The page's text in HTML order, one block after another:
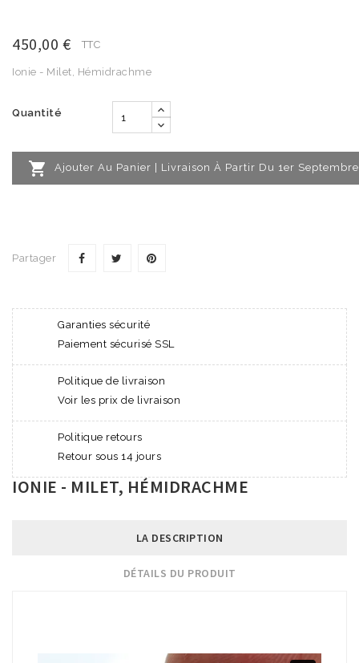
450,00 € TTC
Ionie - Milet, Hémidrachme
Quantité
 Ajouter Au Panier | Livraison À Partir Du 1er Septembre
Partager
Garanties sécurité
Paiement sécurisé SSL
Politique de livraison
Voir les prix de livraison
Politique retours
Retour sous 14 jours
IONIE - MILET, HÉMIDRACHME
LA DESCRIPTION
DÉTAILS DU PRODUIT